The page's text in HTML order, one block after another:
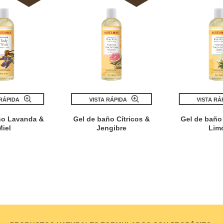
Lavanda &
VISTA RÁPIDA
Gel de baño Cítricos &
Jengibre
VISTA
Gel de